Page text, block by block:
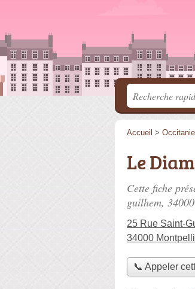
Accueil > Occitanie
Le
Cette fiche
guilhem,
25 Rue Saint-
34000
📞 Appeler